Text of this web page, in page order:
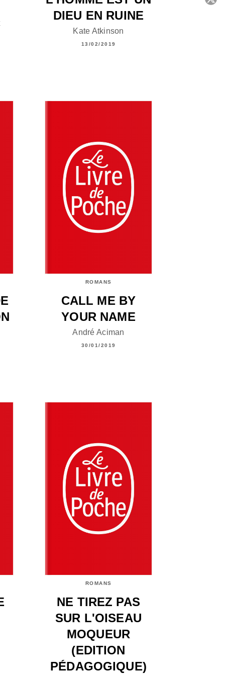
DIEU EN RUINE
Kate Atkinson
13/02/2019
ROMANS
CALL ME BY
YOUR NAME
André Aciman
30/01/2019
ROMANS
NE TIREZ PAS
SUR L'OISEAU
MOQUEUR
(EDITION
PÉDAGOGIQUE)